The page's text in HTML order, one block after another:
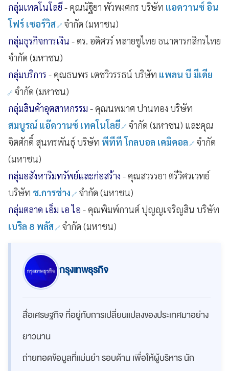
กลุ่มเทคโนโลยี- คุณนัฐิยา พัวพงศกร บริษัท แอดวานซ์ อิน
โฟร์ เซอร์วิส จำกัด (มหาชน)
กลุ่มธุรกิจการเงิน - ดร. อดิศวร์ หลายชูไทย ธนาคารกสิกรไทย
จำกัด (มหาชน)
กลุ่มบริการ - คุณธนพร เตชวิวรรธน์ บริษัท แพลน บี มีเดีย
จำกัด (มหาชน)
กลุ่มสินค้าอุตสาหกรรม - คุณนพมาศ ปานทอง บริษัท
สมบูรณ์ แอ๊ดวานซ์ เทคโนโลยี จำกัด (มหาชน) และคุณ
จิตศักดิ์ สุนทรพันธุ์ บริษัท พีทีที โกลบอล เคมิคอล จำกัด
(มหาชน)
กลุ่มอสังหาริมทรัพย์และก่อสร้าง - คุณสวรรยา ตรีวิศวเวทย์
บริษัท ช.การช่าง จำกัด (มหาชน)
กลุ่มตลาด เอ็ม เอ ไอ - คุณพิมพ์กานต์ ปุญญเจริญสิน บริษัท
เบริล 8 พลัส จำกัด (มหาชน)
กรุงเทพธุรกิจ
สื่อเศรษฐกิจ ที่อยู่กับการเปลี่ยนแปลงของประเทศมาอย่าง
ยาวนาน
ถ่ายทอดข้อมูลที่แม่นยำ รอบด้าน เพื่อให้ผู้บริหาร นัก